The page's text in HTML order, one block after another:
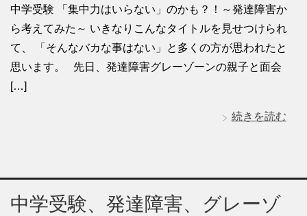
中学受験 「集中力はいらない」のかも？！～発達障害か
ら考えてみた～ いきなりこんなタイトルを見せつけられ
て、 「そんなバカな事はない」と多くの方が思われたと
思います。 先日、発達障害グレーゾーンの親子と面会
[…]
続きを読む
中学受験、発達障害、グレーゾ